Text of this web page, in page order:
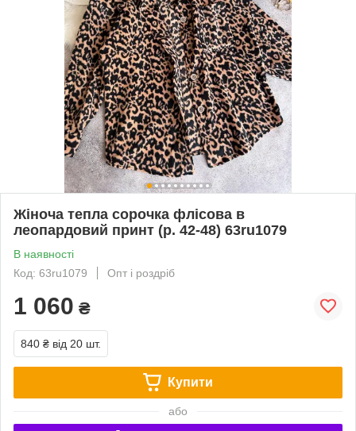
Жіноча тепла сорочка флісова в
леопардовий принт (р. 42-48) 63ru1079
В наявності
Код: 63ru1079
Опт і роздріб
1 060 ₴
840 ₴ від 20 шт.
Купити
або